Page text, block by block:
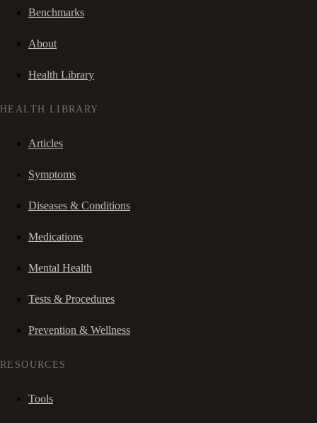
Benchmarks
About
Health Library
HEALTH LIBRARY
Articles
Symptoms
Diseases & Conditions
Medications
Mental Health
Tests & Procedures
Prevention & Wellness
RESOURCES
Tools